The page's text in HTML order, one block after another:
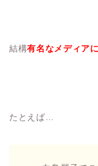
結構有名なメディア
たとえば…